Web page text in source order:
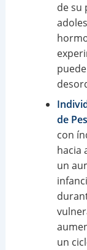
de su
de
con
hacia
un
un